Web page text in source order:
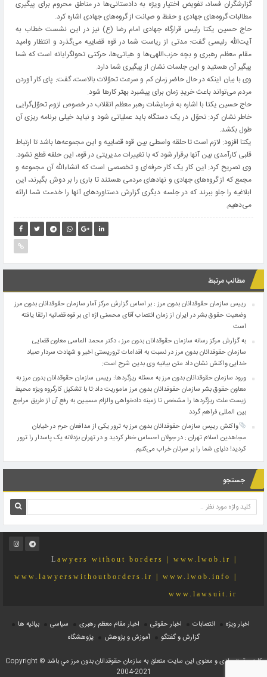
گزارشگران فساد، تفویض اختیار ویژه به دادستانی‌ها در مناطق محروم برای پیگیری
مطالبات گروه‌های جهادی و حفظ و صیانت از گروه‌های جهادی اشاره کرد.
حاج حسین یکتا رئیس قرارگاه جهادی امام رضا (ع) نیز در این نشست خطاب به
آیت‌الله رئیسی گفت: مدتی از ریاست شما در قوه قضاییه می‌گذرد و انتظار وامید
مقام معظم رهبری و بچه حزب‌اللهی‌ها و هیاتی‌ها، حرکتی تحولگرایانه‌ است که شما
پیگیر آن هستید و این جلسات نشان از پیگیری شما دارد.
وی با بیان اینکه در حال حاضر زمان کم و سرعت تحوّلات بالاست، گفت: پای کار آوردن
مردم می‌تواند باعث خریدِ زمان برای پیشبرد بهتر کارها شود.
حاج حسین یکتا با اشاره به فرمایشات رهبر معظم انقلاب در خصوص لزوم تحوّل‌گرایی
خاطر نشان کرد: تحوّل در یک دستگاه باید عملیاتی شود و نباید خیلی برنامه ریزی آن
طول بکشد.
یکتا افزود: لازم است تا حلقه واسطی بین قوه قضاییه و این مجموعه‌ها باشد تا ارتباط
قلبی کارآمدی بین آنها برقرار شود که با تغییرات‌ مدیریتی در قوه، این حلقه قطع نشود.
وی تصریح کرد: این کار یک کار حرفه‌ای و تخصصی است که انشاءالله آن مجموعه و
مجمع که از گروه‌های جهادی و نهاد‌های مردمی هستند تا باری را بر دوش بگیرند، این
ابلاغیه را جلو ببرند که در جلسه دیگری گزارش دستاوردهای آنها را خدمت شما ارائه
می‌دهیم.
مطالب مرتبط
رییس سازمان حقوقدانان بدون مرز : بر اساس گزارش مرکز آمار سازمان حقوقدانان بدون مرز
وضعیت حقوق بشر در ایران از زمان انتصاب آقای محسنی اژه ای بر قوه قضائیه ارتقا یافته
است
به گزارش مرکز رسانه سازمان حقوقدانان بدون مرز ، دکتر محمد الماسی معاون قضایی
سازمان حقوقدانان بدون مرز در نسبت به اقدامات تروریستی اخیر و شهادت سردار صیاد
خدایی واکنش نشان داد متن بیانیه وی بدین شرح است:
ورود سازمان حقوقدانان بدون مرز به مسئله ریزگردها: رییس سازمان حقوقدانان بدون مرز به
معاون‌ حقوق بشر سازمان حقوقدانان بدون مرز ماموریت داد:تا با تشکیل کارگروه ویژه محیط
زیست علت ریزگردها را مشخص تا زمینه دادخواهی والزام مسببین به رفع آن از طریق مراجع
بین المللی فراهم گردد
واکنش رییس سازمان حقوقدانان بدون مرز به ترور یکی از مدافعان حرم در خیابان
مجاهدین اسلام تهران : در جولان احساس خطر کردید و در تهران بزدلانه یک پاسدار را ترور
کردید! دنیای شما را بر سرتان خراب می‌کنیم.
جستجو
Lawyers without borders | www.lwob.ir |
www.lawyerswithoutborders.ir | www.lwob.info |
www.lawsuit.ir
اخبار ویژه انتصابات اخبار حقوقی اخبار مقام معظم رهبری سیاسی
بیانیه ها
گزارش و گفتگو
آموزش و پژوهش پژوهشگاه
کلیه حقوق مادی و معنوی اين سايت متعلق به سازمان حقوقدانان بدون مرز مي باشد Copyright ©
2004-2021